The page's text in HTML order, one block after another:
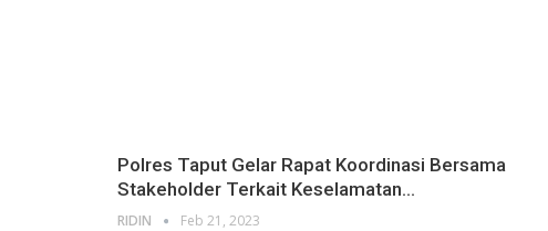
Polres Taput Gelar Rapat Koordinasi Bersama
Stakeholder Terkait Keselamatan…
RIDIN Feb 21, 2023